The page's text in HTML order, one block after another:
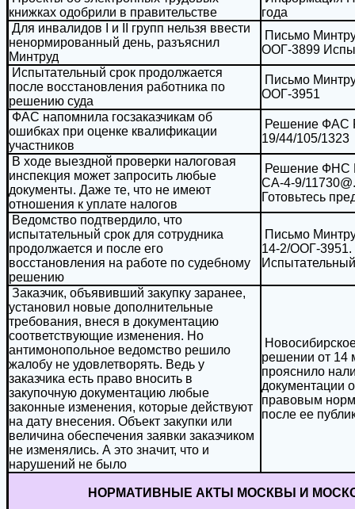
книжках одобрили в правительстве
года
Для инвалидов I и II групп нельзя ввести
ненормированный день, разъяснил
Минтруд
Письмо
ООГ-3899
Испытательный срок продолжается
после восстановления работника по
решению суда
Письмо
ООГ-3951
ФАС напомнила госзаказчикам об
ошибках при оценке квалификации
участников
Решение ФАС
19/44/105/1323
В ходе выездной проверки налоговая
инспекция может запросить любые
документы. Даже те, что не имеют
отношения к уплате налогов
Решение ФНС
СА-4-9/
Готовьтесь
Ведомство подтвердило, что
испытательный срок для сотрудника
продолжается и после его
восстановления на работе по судебному
решению
Письмо
14-2/ООГ-3951.
Заказчик, объявивший закупку заранее,
установил новые дополнительные
требования, внеся в документацию
соответствующие изменения. Но
антимонопольное ведомство решило
жалобу не удовлетворять. Ведь у
заказчика есть право вносить в
закупочную документацию любые
законные изменения, которые действуют
на дату внесения. Объект закупки или
величина обеспечения заявки заказчиком
не изменялись. А это значит, что и
нарушений не было
решении от 14
прояснило
документации
правовым
после ее
НОРМАТИВНЫЕ АКТЫ МОСКВЫ И